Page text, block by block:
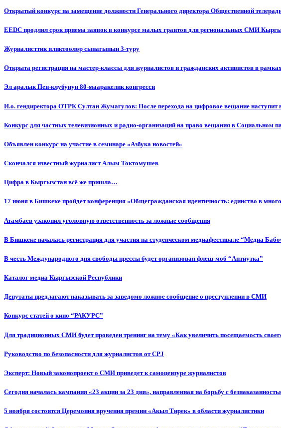
Открытый конкурс на замещение должности Генерального директора Общественной
EEDC продлил срок приема заявок в конкурсе малых грантов для региональных СМИ
Журналисттик иликтөөлөр сынагынын 3-туру
Открыта регистрация на мастер-классы для журналистов и гражданских активистов в
Эл аралык Пен-клубунун 80-мааракелик конгресси
И.о. гендиректора ОТРК Султан Жумагулов: После перехода на цифровое вещание наступит
Конкурс для частных телевизионных и радио-организаций на право вещания в Социальном
Объявлен конкурс на участие в семинаре «Азбука новостей»
Cкончался известный журналист Алым Токтомушев
Цифра в Кыргызстан всё же пришла…
17 июня в Бишкеке пройдет конференция «Общегражданская идентичность: единство в
Атамбаев узаконил уголовную ответственность за ложные сообщения
В Бишкеке началась регистрация для участия на студенческом медиафестивале “Медиа
В честь Международного дня свободы прессы будет организован флеш-моб “Антиутка”
Каталог медиа Кыргызской Республики
Депутаты предлагают наказывать за заведомо ложное сообщение о преступлении в СМИ
Конкурс статей о кино “РАКУРС”
Для традиционных СМИ будет проведен тренинг на тему «Как увеличить посещаемость
Руководство по безопасности для журналистов от CPJ
Эксперт: Новый законопроект о СМИ приведет к самоцензуре журналистов
Сегодня началась кампания «23 акции за 23 дня», направленная на борьбу с
5 ноября состоится Церемония вручения премии «Акыл Тирек» в области журналистики